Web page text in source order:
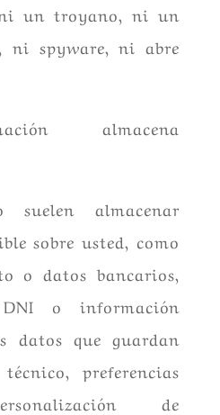
un troyano, ni un
ni spyware, ni abre
almacena
suelen almacenar
sobre usted, como
o datos bancarios,
o información
datos que guardan
preferencias
de